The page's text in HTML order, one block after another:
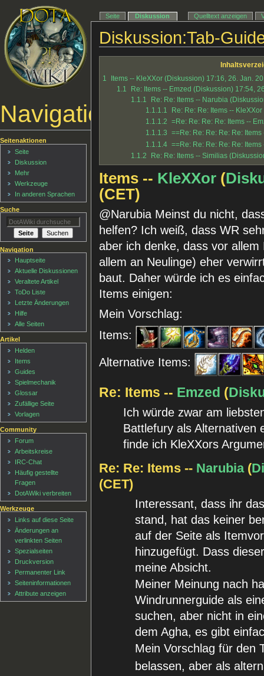
Diskussion:Tab-
1
Items -- KleXXor (Diskussion) 17:16, 26. Jan.
1.1
Re: Items -- Emzed (Diskussion) 17:54,
1.1.1
Re: Re: Items -- Narubia
1.1.1.1
Re: Re: Re: Items --
1.1.1.2 =Re: Re: Re: Re: Items --
1.1.1.3 ==Re: Re: Re: Re: Re:
1.1.1.4 ==Re: Re: Re: Re: Re:
1.1.2
Re: Re: Items -- Similias
Items -- KleXXor (
(CET)
@Narubia Meinst du nicht,
helfen? Ich weiß, dass WR
aber ich denke, dass vor
allem an Neulinge) eher
baut. Daher würde ich es
Items einigen:
Mein Vorschlag:
Items:
Alternative Items:
Re: Items -- Emzed (
Ich würde zwar am
Battlefury als Alternativen
finde ich KleXXors
Re: Re: Items -- Narubia(
(CET)
Interessant, dass ihr
stand, hat das keiner
auf der Seite als
hinzugefügt. Dass
meine Absicht.
Meiner Meinung nach
Windrunnerguide als
suchen, aber nicht in
dem Agha, es gibt
Mein Vorschlag für den
belassen, aber als
Navigationsmenü
Seite Diskussion Quelltext anzeigen
Seitenaktionen
Seite
Diskussion
Mehr
Werkzeuge
In anderen Sprachen
Suche
Navigation
Hauptseite
Aktuelle Diskussionen
Veraltete Artikel
ToDo Liste
Letzte Änderungen
Hilfe
Alle Seiten
Artikel
Helden
Items
Guides
Spielmechanik
Glossar
Zufällige Seite
Vorlagen
Community
Forum
Arbeitskreise
IRC-Chat
Häufig gestellte
Fragen
DotAWiki verbreiten
Werkzeuge
Links auf diese Seite
Änderungen an
verlinkten Seiten
Spezialseiten
Druckversion
Permanenter Link
Seiten­informationen
Attribute anzeigen